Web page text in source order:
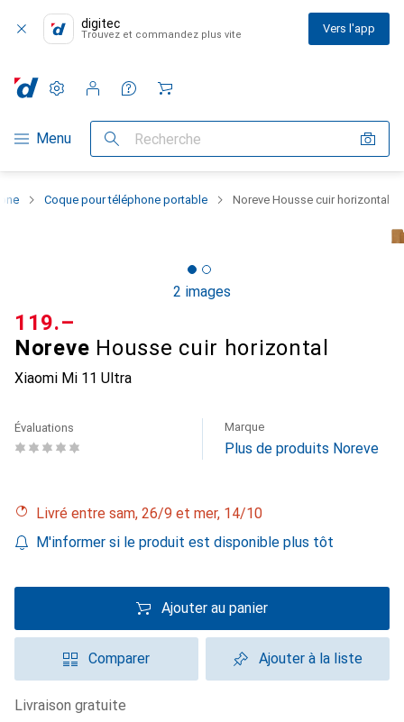
digitec
Trouvez et commandez plus vite Vers l'app
Navigation par catégorie
Menu Recherche
Paramètres
Compte client
Listes de comparaison
Listes d'envies
Panier
Coque pour téléphone portable Noreve Housse cuir horizontal
2 images
Noreve Housse cuir horizontal
Xiaomi Mi 11 Ultra
CHF
119.–
Évaluations Marque
Plus de produits Noreve
Livré entre sam, 26/9 et mer, 14/10
M'informer si le produit est disponible plus tôt
Ajouter au panier
Comparer Ajouter à la liste
livraison gratuite